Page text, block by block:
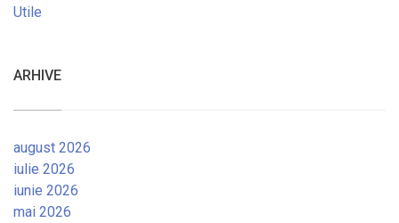
Utile
ARHIVE
august 2026
iulie 2026
iunie 2026
mai 2026